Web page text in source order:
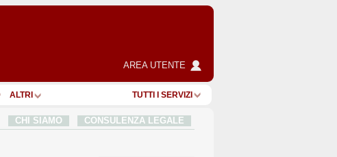
AREA UTENTE
ALTRI TUTTI I SERVIZI
CHI SIAMO
CONSULENZA LEGALE